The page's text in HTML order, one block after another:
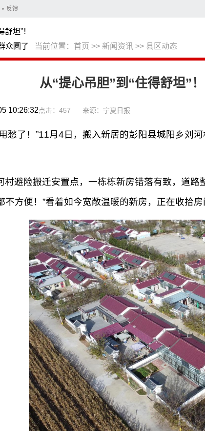
• 反馈
当前位置： 首页 >> 新闻资讯 >> 县区动态
从“提心吊胆”到“住得舒坦”
点击：457
10:26:32 来源：宁夏日报
愁了！”11月4日，搬入新居的彭阳县城阳乡刘
村避险搬迁安置点，一栋栋新房错落有致，道
不方便！”看着如今宽敞温暖的新房，正在收拾